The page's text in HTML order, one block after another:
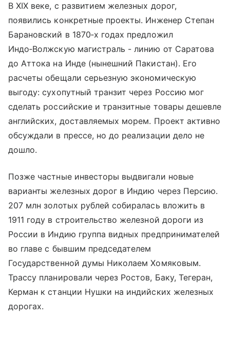
В XIX веке, с развитием железных дорог,
появились конкретные проекты. Инженер Степан
Барановский в 1870‑х годах предложил
Индо‑Волжскую магистраль - линию от Саратова
до Аттока на Инде (нынешний Пакистан). Его
расчеты обещали серьезную экономическую
выгоду: сухопутный транзит через Россию мог
сделать российские и транзитные товары дешевле
английских, доставляемых морем. Проект активно
обсуждали в прессе, но до реализации дело не
дошло.
Позже частные инвесторы выдвигали новые
варианты железных дорог в Индию через Персию.
207 млн золотых рублей собиралась вложить в
1911 году в строительство железной дороги из
России в Индию группа видных предпринимателей
во главе с бывшим председателем
Государственной думы Николаем Хомяковым.
Трассу планировали через Ростов, Баку, Тегеран,
Керман к станции Нушки на индийских железных
дорогах.